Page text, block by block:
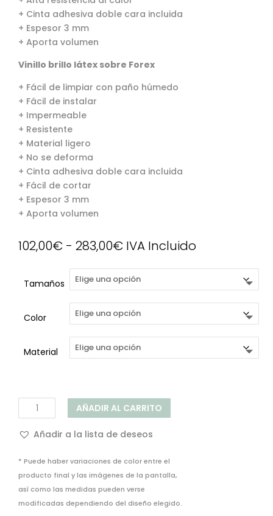
+ Cinta adhesiva doble cara incluida
+ Espesor 3 mm
+ Aporta volumen
Vinillo brillo látex sobre Forex
+ Fácil de limpiar con paño húmedo
+ Fácil de instalar
+ Impermeable
+ Resistente
+ Material ligero
+ No se deforma
+ Cinta adhesiva doble cara incluida
+ Fácil de cortar
+ Espesor 3 mm
+ Aporta volumen
102,00€ - 283,00€Rango
precios:
desde
102,00€
hasta
283,00€
IVA Incluido
Tamaños
Color
Material
Friso
Figura
Avulsa
AÑADIR AL CARRITO
Añadir a la lista de deseos
* Puede haber variaciones de color entre el
producto final y las imágenes de la pantalla,
así como las medidas pueden verse
modificadas dependiendo del diseño elegido.